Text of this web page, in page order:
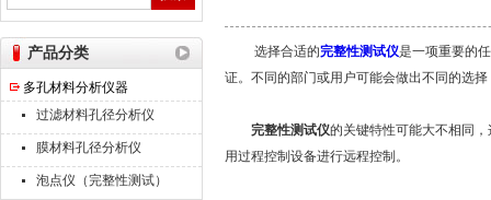
南京高谦功能材料科技有限公司
产品分类
多孔材料分析仪器
过滤材料孔径分析仪
膜材料孔径分析仪
泡点仪（完整性测试）
选择合适的完整性测试仪是一项重要的
证。不同的部门或用户可能会做出不同的选
完整性测试仪的关键特性可能大不相同
用过程控制设备进行远程控制。